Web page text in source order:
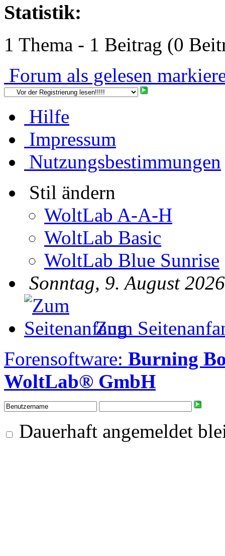
Statistik:
1 Thema - 1 Beitrag (0
Forum als gelesen
Hilfe
Impressum
Nutzungsbestimmungen
Stil ändern
WoltLab A-A-H
WoltLab Basic
WoltLab Blue Sunrise
Sonntag, 9. August
Zum
Forensoftware: Burning
WoltLab® GmbH
Dauerhaft angemeldet